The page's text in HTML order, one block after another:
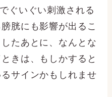
ぐいぐい刺激される
胱にも影響が出るこ
たあとに、なんとな
きは、もしかすると
サインかもしれませ